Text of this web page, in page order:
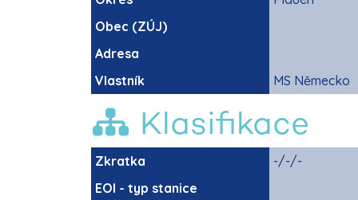
Obec (ZÚJ)
Adresa
Vlastník
MS Německo
Klasifikace
Zkratka
-/-/-
EOI - typ stanice